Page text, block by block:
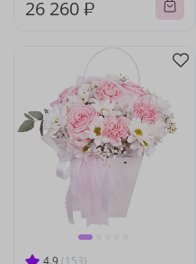
26 260 ₽
4.9 (153)